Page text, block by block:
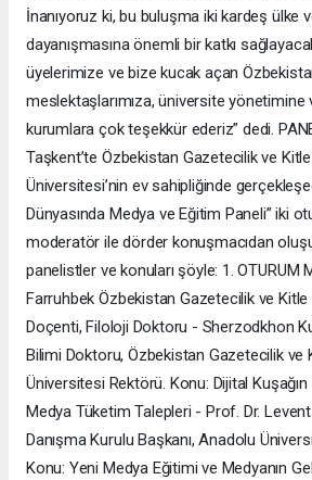
İnanıyoruz ki, bu buluşma iki kardeş ülke
dayanışmasına önemli bir katkı
üyelerimize ve bize kucak açan
meslektaşlarımıza, üniversite yönetimine
kurumlara çok teşekkür ederiz” dedi.
Taşkent’te Özbekistan Gazetecilik ve
Üniversitesi’nin ev sahipliğinde
Dünyasında Medya ve Eğitim Paneli” iki
moderatör ile dörder konuşmacıdan
panelistler ve konuları şöyle: 1. OTURUM
Farruhbek Özbekistan Gazetecilik ve
Doçenti, Filoloji Doktoru - Sherzodkhon
Bilimi Doktoru, Özbekistan Gazetecilik ve
Üniversitesi Rektörü. Konu: Dijital
Medya Tüketim Talepleri - Prof. Dr.
Danışma Kurulu Başkanı, Anadolu
Konu: Yeni Medya Eğitimi ve Medyanın